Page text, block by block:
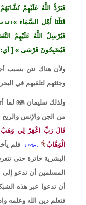
فَيَرُدُّ اللَّهُ عَلَيْهِمْ
قَتَلْنَا أَهْل السَّمَاء
[ كما في
فَيُرْسِلُ اللَّهُ عَلَيْهِمْ
فَيُصْبِحُونَ فَرْسَى
[
ولأن هناك نتن بسبب
وجثثهم لتلقيهم في
ولذلك سليمان لما
من الجن والإنس والريح
قَالَ رَبِّ اغْفِرْ لِي وَهَبْ
الْوَهَّابُ
صّ:35
فلم
البشرية حائرة حتى
المسلمين أن ندعو إلى
أن تدعوا عبر هذه
فتعلم دين الله وعلمه